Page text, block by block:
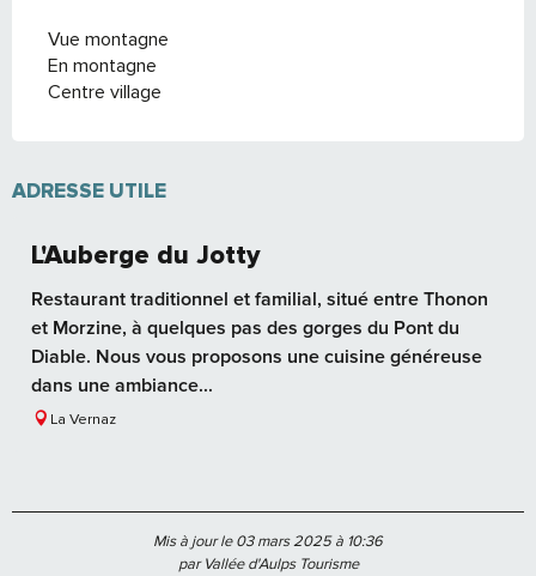
Vue montagne
En montagne
Centre village
ADRESSE UTILE
L'Auberge du Jotty
Restaurant traditionnel et familial, situé entre Thonon
et Morzine, à quelques pas des gorges du Pont du
Diable. Nous vous proposons une cuisine généreuse
dans une ambiance...
La Vernaz
Mis à jour le 03 mars 2025 à 10:36
par Vallée d'Aulps Tourisme